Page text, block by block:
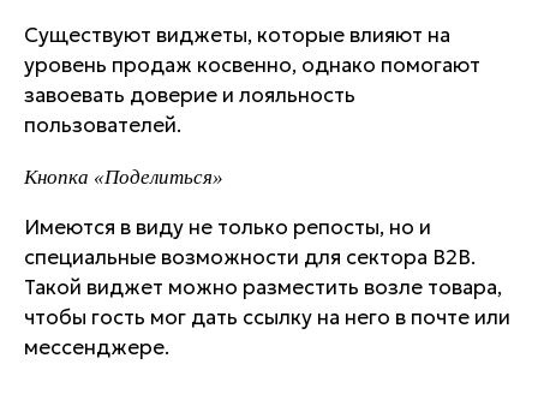
Существуют виджеты, которые влияют на
уровень продаж косвенно, однако помогают
завоевать доверие и лояльность
пользователей.
Кнопка «Поделиться»
Имеются в виду не только репосты, но и
специальные возможности для сектора B2B.
Такой виджет можно разместить возле товара,
чтобы гость мог дать ссылку на него в почте или
мессенджере.